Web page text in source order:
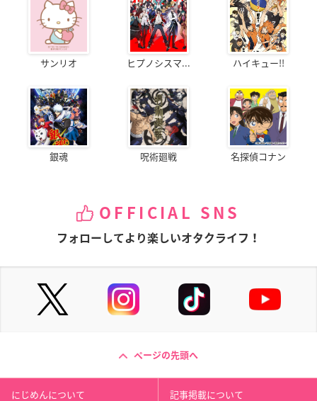
サンリオ ヒプノシスマ... ハイキュー!!
銀魂 呪術廻戦 名探偵コナン
OFFICIAL SNS
フォローしてより楽しいオタクライフ！
ページの先頭へ
にじめんについて 記事掲載について